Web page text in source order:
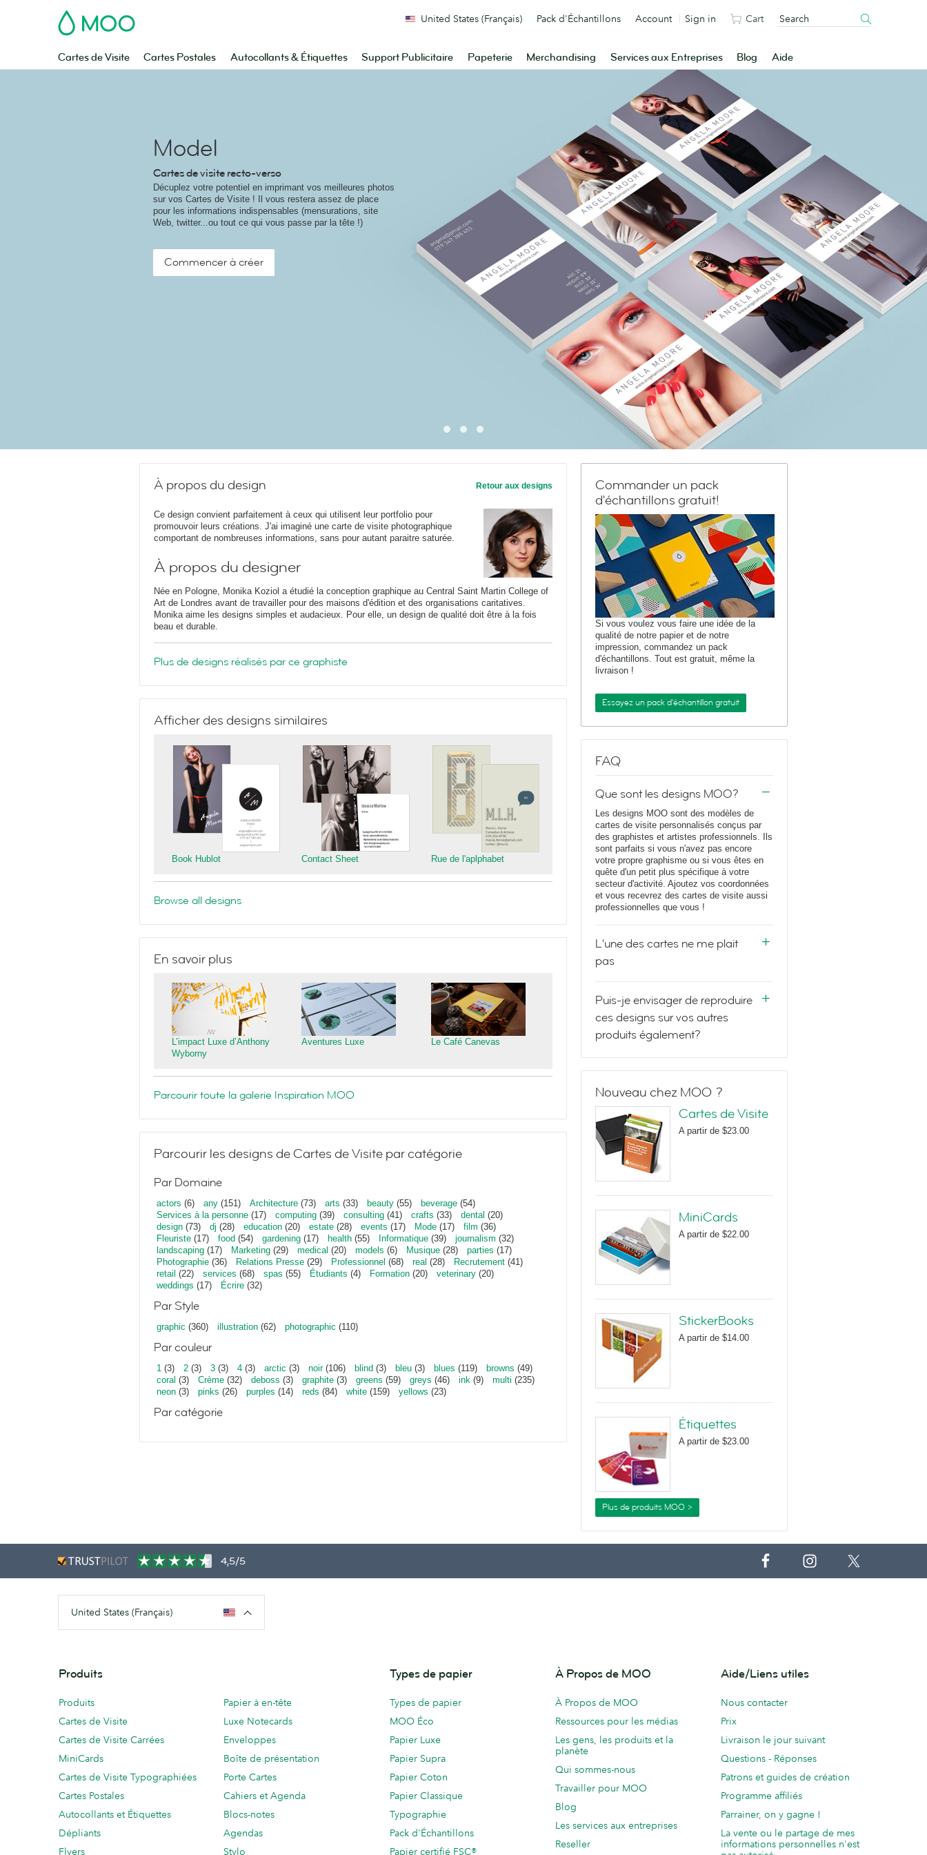
MOO
Cartes de Visite Cartes Postales Autocollants & Étiquettes Support Publicitaire Papeterie Merchandising Services aux Entreprises Blog Aide
United States (Français) Pack d'Échantillons Account Sign in Cart
Model
Cartes de visite recto-verso
Décuplez votre potentiel en imprimant vos meilleures photos
sur vos Cartes de Visite ! Il vous restera assez de place
pour les informations indispensables (mensurations, site
Web, twitter...ou tout ce qui vous passe par la tête !)
Commencer à créer
À propos du design Retour aux designs
Ce design convient parfaitement à ceux qui utilisent leur portfolio pour
promouvoir leurs créations. J'ai imaginé une carte de visite photographique
comportant de nombreuses informations, sans pour autant paraitre saturée.
À propos du designer
Née en Pologne, Monika Koziol a étudié la conception graphique au Central Saint Martin College of
Art de Londres avant de travailler pour des maisons d'édition et des organisations caritatives.
Monika aime les designs simples et audacieux. Pour elle, un design de qualité doit être à la fois
beau et durable.
Plus de designs réalisés par ce graphiste
Afficher des designs similaires
Book Hublot Contact Sheet Rue de l'aplphabet
Browse all designs
En savoir plus
L’impact Luxe d’Anthony
Wyborny
Aventures Luxe Le Café Canevas
Parcourir toute la galerie Inspiration MOO
Parcourir les designs de Cartes de Visite par catégorie
Par Domaine
actors (6) any (151) Architecture (73) arts (33) beauty (55) beverage (54)
Services à la personne (17) computing (39) consulting (41) crafts (33) dental (20)
design (73) dj (28) education (20) estate (28) events (17) Mode (17) film (36)
Fleuriste (17) food (54) gardening (17) health (55) Informatique (39) journalism (32)
landscaping (17) Marketing (29) medical (20) models (6) Musique (28) parties (17)
Photographie (36) Relations Presse (29) Professionnel (68) real (28) Recrutement (41)
retail (22) services (68) spas (55) Étudiants (4) Formation (20) veterinary (20)
weddings (17) Écrire (32)
Par Style
graphic (360) illustration (62) photographic (110)
Par couleur
1 (3) 2 (3) 3 (3) 4 (3) arctic (3) noir(106) blind (3) bleu (3) blues (119) browns (49)
coral (3) Crème (32) deboss (3) graphite (3) greens (59) greys (46) ink (9) multi (235)
neon (3) pinks (26) purples (14) reds (84) white (159) yellows (23)
Par catégorie
Commander un pack
d'échantillons gratuit!
Si vous voulez vous faire une idée de la
qualité de notre papier et de notre
impression, commandez un pack
d'échantillons. Tout est gratuit, même la
livraison !
Essayez un pack d'échantillon gratuit
FAQ
Que sont les designs MOO?
Les designs MOO sont des modèles de
cartes de visite personnalisés conçus par
des graphistes et artistes professionnels. Ils
sont parfaits si vous n'avez pas encore
votre propre graphisme ou si vous êtes en
quête d'un petit plus spécifique à votre
secteur d'activité. Ajoutez vos coordonnées
et vous recevrez des cartes de visite aussi
professionnelles que vous !
L'une des cartes ne me plait
pas
Puis-je envisager de reproduire
ces designs sur vos autres
produits également?
Nouveau chez MOO ?
Cartes de Visite
A partir de $23.00
MiniCards
A partir de $22.00
StickerBooks
A partir de $14.00
Étiquettes
A partir de $23.00
Plus de produits MOO >
4,5/5
United States (Français)
Produits
Produits
Cartes de Visite
Cartes de Visite Carrées
MiniCards
Cartes de Visite Typographiées
Cartes Postales
Autocollants et Étiquettes
Dépliants
Flyers
Papier à en-tête
Luxe Notecards
Enveloppes
Boîte de présentation
Porte Cartes
Cahiers et Agenda
Blocs-notes
Agendas
Stylo
Types de papier
Types de papier
MOO Éco
Papier Luxe
Papier Supra
Papier Coton
Papier Classique
Typographie
Pack d'Échantillons
Papier certifié FSC®
À Propos de MOO
À Propos de MOO
Ressources pour les médias
Les gens, les produits et la
planète
Qui sommes-nous
Travailler pour MOO
Blog
Les services aux entreprises
Reseller
Aide/Liens utiles
Nous contacter
Prix
Livraison le jour suivant
Questions - Réponses
Patrons et guides de création
Programme affiliés
Parrainer, on y gagne !
La vente ou le partage de mes
informations personnelles n'est